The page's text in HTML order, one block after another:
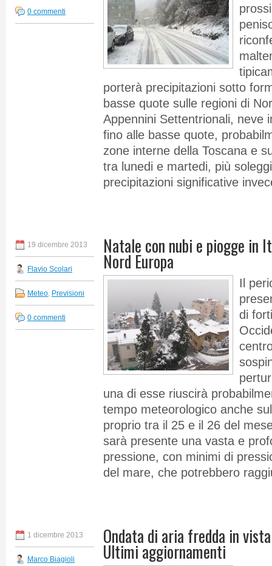
0 commenti
porterà precipitazioni sotto
basse quote sulle regioni di
Appennini Settentrionali, neve
fino alle basse quote,
zone interne della Toscana e
tra lunedi e martedi, più
precipitazioni significative
19 dicembre 2013
Flavio Scolari
Meteo, Previsioni
0 commenti
Natale con nubi e piogge in
Nord Europa
Il
di
una di esse riuscirà
tempo meteorologico anche
proprio tra il 25 e il 26 del
sarà presente una vasta e
pressione, con minimi di
del mare, che potrebbero
1 dicembre 2013
Marco Biagioli
Ondata di aria fredda in
Ultimi aggiornamenti